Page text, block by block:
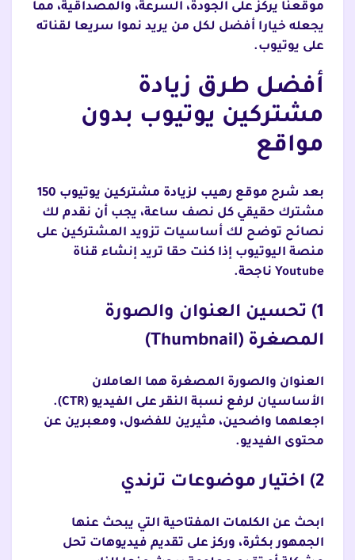
موقعنا يركز على الجودة، السرعة، والمصداقية، مما
يجعله خيارا أفضل لكل من يريد نموا سريعا لقناته
على يوتيوب.
أفضل طرق زيادة
مشتركين يوتيوب بدون
مواقع
بعد شرح موقع رهيب لزيادة مشتركين يوتيوب 150
مشترك حقيقي كل نصف ساعة، يجب أن نقدم لك
نصائح توضح لك أساسيات تزويد المشتركين على
منصة اليوتيوب إذا كنت حقا تريد إنشاء قناة
Youtube ناجحة.
1) تحسين العنوان والصورة
المصغرة (Thumbnail)
العنوان والصورة المصغرة هما العاملان
الأساسيان لرفع نسبة النقر على الفيديو (CTR).
اجعلهما واضحين، مثيرين للفضول، ومعبرين عن
محتوى الفيديو.
2) اختيار موضوعات ترندي
ابحث عن الكلمات المفتاحية التي يبحث عنها
الجمهور بكثرة، وركز على تقديم فيديوهات تحل